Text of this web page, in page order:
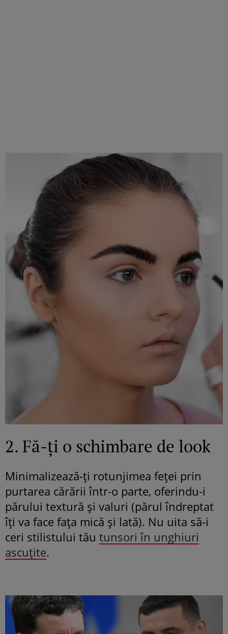
2. Fă-ți o schimbare de look
Minimalizează-ți rotunjimea feței prin
purtarea cărării într-o parte, oferindu-i
părului textură și valuri (părul îndreptat
îți va face fața mică și lată). Nu uita să-i
ceri stilistului tău tunsori în unghiuri
ascuțite.